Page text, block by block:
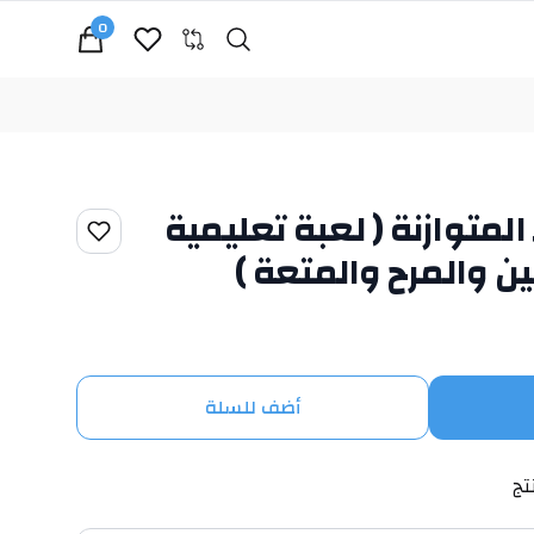
Search
0
view bag
( لعبة تعليمية
والمرح والمتعة )
أضف للسلة